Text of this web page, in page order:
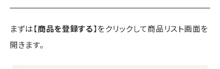
まずは【商品を登録する】をクリックして商品リスト画面を
開きます。